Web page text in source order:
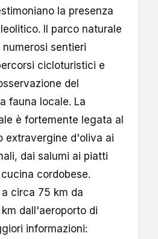
la presenza
Il parco naturale
sentieri
cicloturistici e
del
fauna locale. La
è fortemente legata al
extravergine d'oliva ai
dai salumi ai piatti
cordobese.
circa 75 km da
dall'aeroporto di
informazioni: